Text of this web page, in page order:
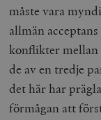
måste vara
allmän
konflikter mellan
de av en tredje
det här har
förmågan att